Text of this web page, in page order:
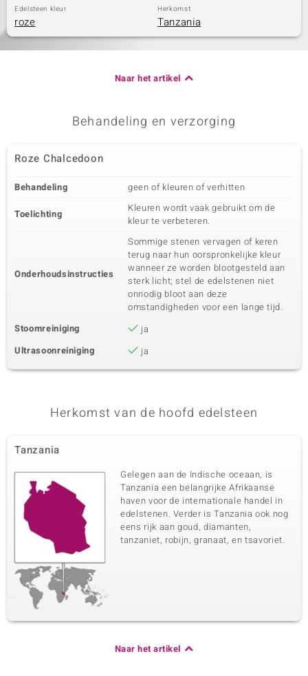
Edelsteen kleur
roze
Herkomst
Tanzania
Naar het artikel
Behandeling en verzorging
Roze Chalcedoon
Behandeling geen of kleuren of verhitten
Toelichting
Kleuren wordt vaak gebruikt om de
kleur te verbeteren.
Onderhoudsinstructies
Sommige stenen vervagen of keren
terug naar hun oorspronkelijke kleur
wanneer ze worden blootgesteld aan
sterk licht; stel de edelstenen niet
onnodig bloot aan deze
omstandigheden voor een lange tijd.
Stoomreiniging
ja
Ultrasoonreiniging
ja
Herkomst van de hoofd edelsteen
Tanzania
Gelegen aan de Indische oceaan, is
Tanzania een belangrijke Afrikaanse
haven voor de internationale handel in
edelstenen. Verder is Tanzania ook nog
eens rijk aan goud, diamanten,
tanzaniet, robijn, granaat, en tsavoriet.
Naar het artikel